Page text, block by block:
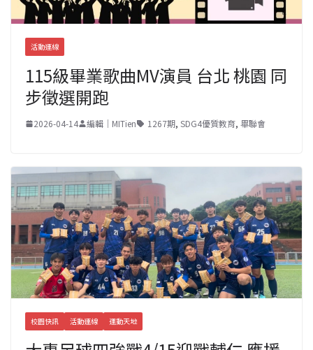
活動連線
115級畢業歌曲MV演員 台北 桃園 同
步徵選開跑
2026-04-14 編輯｜MITien 1267期, SDG4優質教育, 畢聯會
校園快訊 活動連線 運動天地